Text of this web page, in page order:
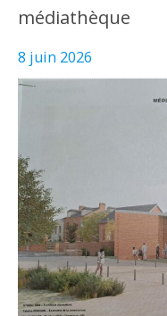
médiathèque
8 juin 2026